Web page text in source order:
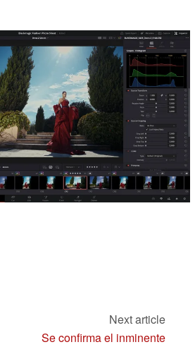
Next article
Se confirma el inminente